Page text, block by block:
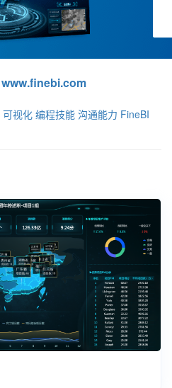
www.finebi.com
可视化 编程技能 沟通能力 FineBI